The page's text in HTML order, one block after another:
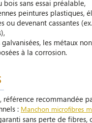
bois sans essai préalable,
peintures plastiques,
ou devenant cassantes
les métaux
à la corrosion.
référence recommandée
: Manchon microfibres
sans perte de fibres,